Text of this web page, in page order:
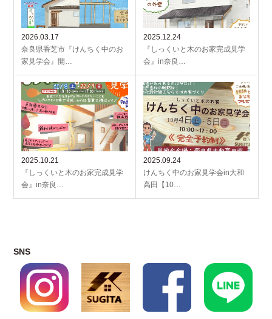
2026.03.17
奈良県香芝市『けんちく中のお
家見学会』開…
2025.12.24
『しっくいと木のお家完成見学
会』in奈良…
2025.10.21
『しっくいと木のお家完成見学
会』in奈良…
2025.09.24
けんちく中のお家見学会in大和
高田【10…
SNS